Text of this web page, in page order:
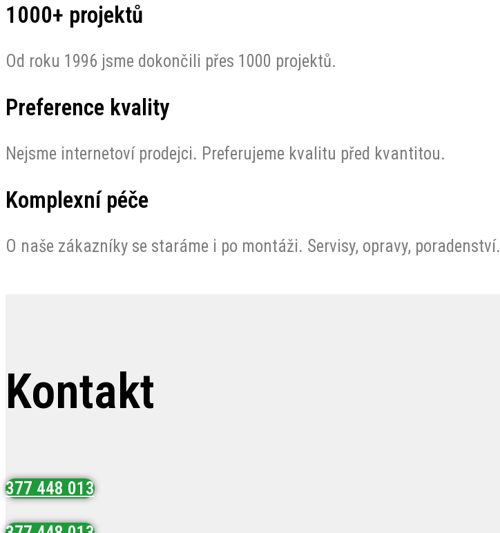
1000+ projektů
Od roku 1996 jsme dokončili přes 1000 projektů.
Preference kvality
Nejsme internetoví prodejci. Preferujeme kvalitu před kvantitou.
Komplexní péče
O naše zákazníky se staráme i po montáži. Servisy, opravy, poradenství.
Kontakt
377 448 013